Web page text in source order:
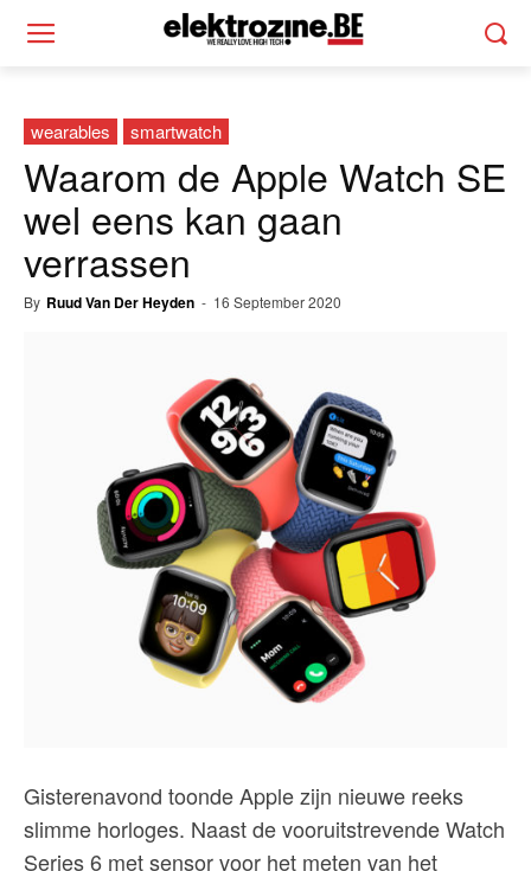
wearables smartwatch
Waarom de Apple Watch SE
wel eens kan gaan
verrassen
By Ruud Van Der Heyden - 16 September 2020
Gisterenavond toonde Apple zijn nieuwe reeks
slimme horloges. Naast de vooruitstrevende Watch
Series 6 met sensor voor het meten van het